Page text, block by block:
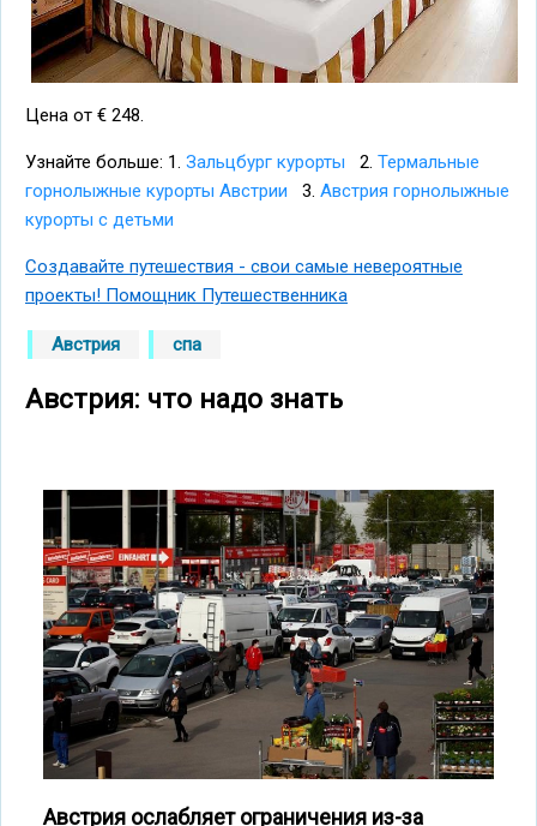
Цена от € 248.
Узнайте больше: 1. Зальцбург курорты 2. Термальные
горнолыжные курорты Австрии 3. Австрия горнолыжные
курорты с детьми
Создавайте путешествия - свои самые невероятные
проекты! Помощник Путешественника
Австрия спа
Австрия: что надо знать
Австрия ослабляет ограничения из-за